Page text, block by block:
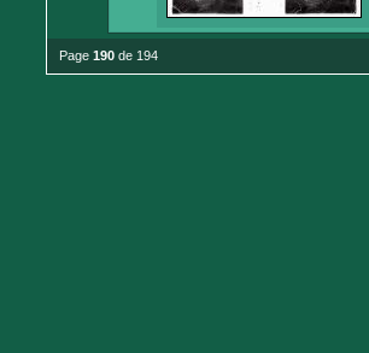
Page 190 de 194